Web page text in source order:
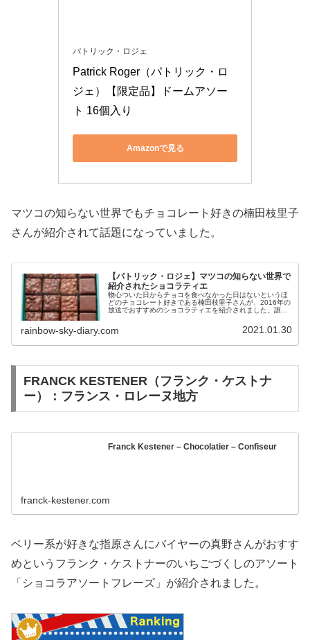
パトリック・ロジェ
Patrick Roger（パトリック・ロ
ジェ）【限定品】ドームアソー
ト 16個入り
Amazonで見る
マツコの知らない世界でもチョコレート好きの楠田枝里子
さんが紹介されて話題になっていました。
【パトリック・ロジェ】マツコの知らない世界で
紹介されたショコラティエ
物心ついた日からチョコを食べなかった日はないというほ
どのチョコレート好きである楠田枝里子さんが、2016年の
放送でおすすめのショコラティエを紹介されました。誰も
ンと並んで紹介された「パトリック・ロジェ」。当時は日
本で購入できなかったのですが現在は一部で購入できるよ
rainbow-sky-diary.com 2021.01.30
FRANCK KESTENER（フランク・ケストナ
ー）：フランス・ロレーヌ地方
Franck Kestener – Chocolatier – Confiseur
franck-kestener.com
ベリー系が好きな指原さんにバイヤーの真野さんがおすす
めというフランク・ケストナーのいちごづくしのアソート
「ショコラアソートフレーズ」が紹介されました。